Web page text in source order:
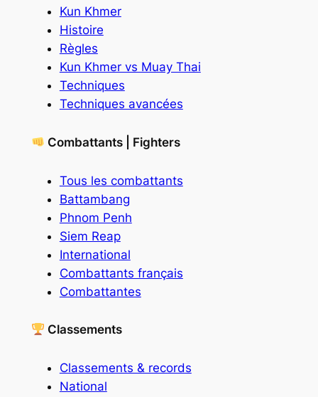
Kun Khmer
Histoire
Règles
Kun Khmer vs Muay Thai
Techniques
Techniques avancées
Combattants | Fighters
Tous les combattants
Battambang
Phnom Penh
Siem Reap
International
Combattants français
Combattantes
Classements
Classements & records
National